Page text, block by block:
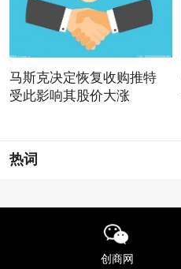
马斯克决定恢复收购推特
受此影响其股价大涨
热词
创商网